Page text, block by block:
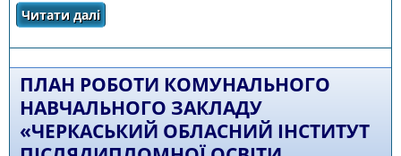
Читати далі
навчального закладу «Черкаський обласний
інститут післядипломної освіти педагогічних
2020 рік
ПЛАН РОБОТИ КОМУНАЛЬНОГО
НАВЧАЛЬНОГО ЗАКЛАДУ
«ЧЕРКАСЬКИЙ ОБЛАСНИЙ ІНСТИТУТ